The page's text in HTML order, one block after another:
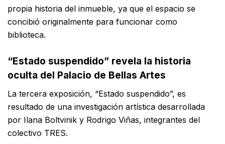
propia historia del inmueble, ya que el espacio se
concibió originalmente para funcionar como
biblioteca.
“Estado suspendido” revela la historia
oculta del Palacio de Bellas Artes
La tercera exposición, “Estado suspendido”, es
resultado de una investigación artística desarrollada
por Ilana Boltvinik y Rodrigo Viñas, integrantes del
colectivo TRES.